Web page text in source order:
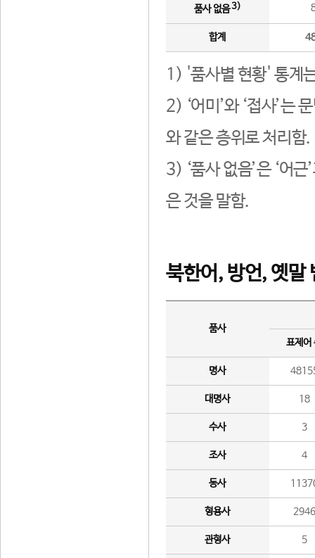
품사 없음3)
합계
1) '품사별 현황' 통계
2) ‘어미’와 ‘접사’는
와 같은 층위로 처리함.
3) ‘품사 없음’은 ‘어
은 것을 말함.
북한어, 방언, 옛말
품사
표제어
명사
대명사 18
수사 3
조사 4
동사
형용사 2946
관형사 5